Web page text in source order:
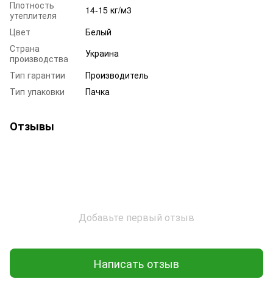
Плотность
утеплителя
14-15 кг/м3
Цвет
Белый
Страна
производства
Украина
Тип гарантии
Производитель
Тип упаковки
Пачка
Отзывы
Добавьте первый отзыв
Написать отзыв